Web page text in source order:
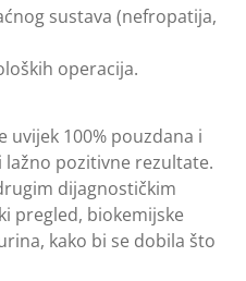
sustava (nefropatija,
operacija.
100% pouzdana i
pozitivne rezultate.
dijagnostičkim
pregled, biokemijske
kako bi se dobila što